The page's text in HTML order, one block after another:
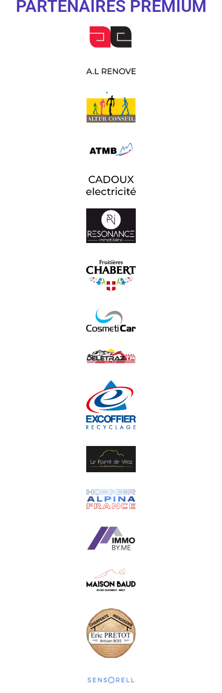
PARTENAIRES PREMIUM